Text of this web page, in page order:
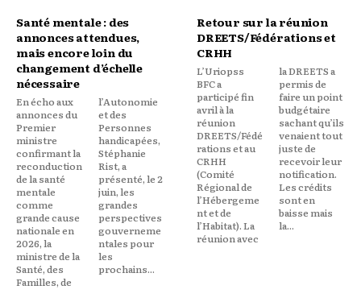
Santé mentale : des
annonces attendues,
mais encore loin du
changement d’échelle
nécessaire
En écho aux
annonces du
Premier
ministre
confirmant la
reconduction
de la santé
mentale
comme
grande cause
nationale en
2026, la
ministre de la
Santé, des
Familles, de
l’Autonomie
et des
Personnes
handicapées,
Stéphanie
Rist, a
présenté, le 2
juin, les
grandes
perspectives
gouverneme
ntales pour
les
prochains...
Retour sur la réunion
DREETS/Fédérations et
CRHH
L’Uriopss
BFC a
participé fin
avril à la
réunion
DREETS/Fédé
rations et au
CRHH
(Comité
Régional de
l’Hébergeme
nt et de
l’Habitat). La
réunion avec
la DREETS a
permis de
faire un point
budgétaire
sachant qu’ils
venaient tout
juste de
recevoir leur
notification.
Les crédits
sont en
baisse mais
la...